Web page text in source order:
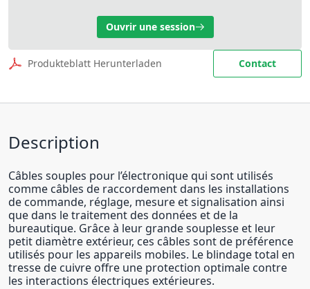
Ouvrir une session
Produkteblatt Herunterladen Contact
Description
Câbles souples pour l’électronique qui sont utilisés
comme câbles de raccordement dans les installations
de commande, réglage, mesure et signalisation ainsi
que dans le traitement des données et de la
bureautique. Grâce à leur grande souplesse et leur
petit diamètre extérieur, ces câbles sont de préférence
utilisés pour les appareils mobiles. Le blindage total en
tresse de cuivre offre une protection optimale contre
les interactions électriques extérieures.